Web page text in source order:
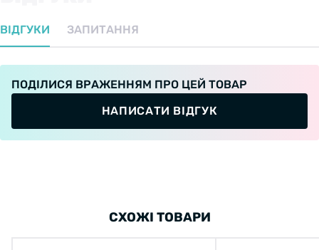
ВІДГУКИ ЗАПИТАННЯ
ПОДІЛИСЯ ВРАЖЕННЯМ ПРО ЦЕЙ ТОВАР
НАПИСАТИ ВІДГУК
СХОЖІ ТОВАРИ